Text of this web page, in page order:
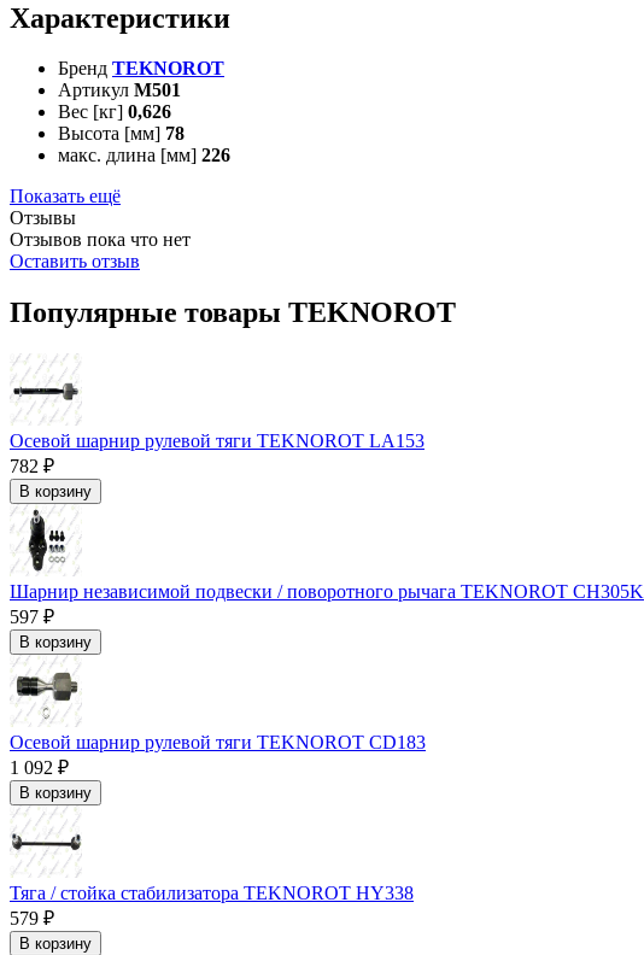
Характеристики
Бренд TEKNOROT
Артикул M501
Вес [кг] 0,626
Высота [мм] 78
макс. длина [мм] 226
Показать ещё
Отзывы
Отзывов пока что нет
Оставить отзыв
Популярные товары TEKNOROT
Осевой шарнир рулевой тяги TEKNOROT LA153
782 ₽
В корзину
Шарнир независимой подвески / поворотного рычага TEKNOROT CH305K
597 ₽
В корзину
Осевой шарнир рулевой тяги TEKNOROT CD183
1 092 ₽
В корзину
Тяга / стойка стабилизатора TEKNOROT HY338
579 ₽
В корзину